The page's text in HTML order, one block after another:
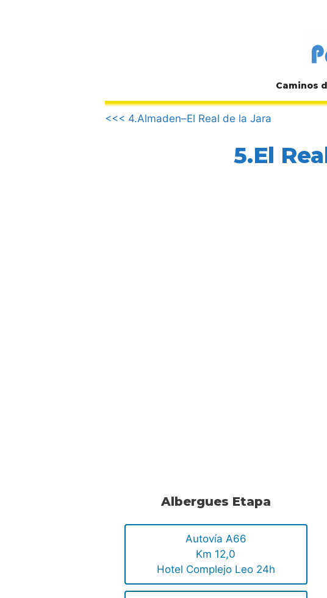
Caminos
.
<<< 4.Almaden–El Real de la Jara
5.El
Albergues Etapa
Autovía A66
Km 12,0
Hotel Complejo Leo 24h